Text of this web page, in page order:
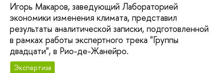
Игорь Макаров, заведующий Лабораторией
экономики изменения климата, представил
результаты аналитической записки, подготовленной
в рамках работы экспертного трека "Группы
двадцати", в Рио-де-Жанейро.
Экспертиза